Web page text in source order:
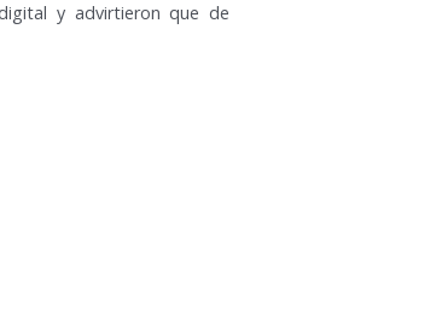
y advirtieron que de